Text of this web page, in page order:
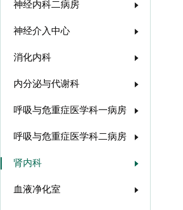
神经内科二病房
神经介入中心
消化内科
内分泌与代谢科
呼吸与危重症医学科一病房
呼吸与危重症医学科二病房
肾内科
血液净化室